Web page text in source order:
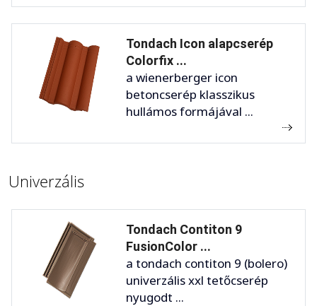
Tondach Icon alapcserép
Colorfix ...
a wienerberger icon
betoncserép klasszikus
hullámos formájával ...
Univerzális
Tondach Contiton 9
FusionColor ...
a tondach contiton 9 (bolero)
univerzális xxl tetőcserép
nyugodt ...